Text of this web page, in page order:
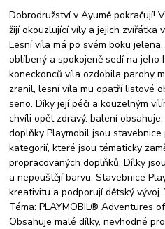
Dobrodružství v Ayumě pokračují!
žijí okouzlující víly a jejich zvířátka
Lesní víla má po svém boku
oblíbený a spokojeně sedí na jeho
koneckonců víla ozdobila parohy
zranil, lesní víla mu opatří listové
seno. Díky její péči a kouzelným
chvíli opět zdravý. balení
doplňky Playmobil jsou
kategorií, které jsou tématicky
propracovaných doplňků. Dílky
a nepouštějí barvu. Stavebnice
kreativitu a podporují dětský
Téma: PLAYMOBIL® Adventures
Obsahuje malé dílky, nevhodné